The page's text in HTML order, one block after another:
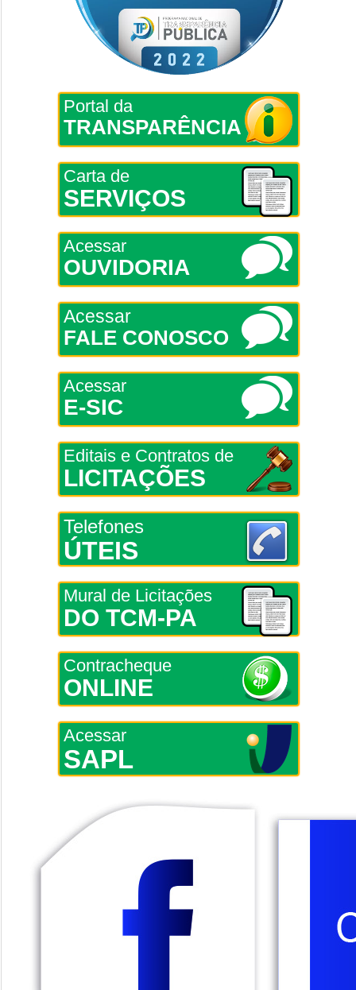
Portal da
TRANSPARÊNCIA
Carta de
SERVIÇOS
Acessar
OUVIDORIA
Acessar
FALE CONOSCO
Acessar
E-SIC
Editais e Contratos de
LICITAÇÕES
Telefones
ÚTEIS
Mural de Licitações
DO TCM-PA
Contracheque
ONLINE
Acessar
SAPL